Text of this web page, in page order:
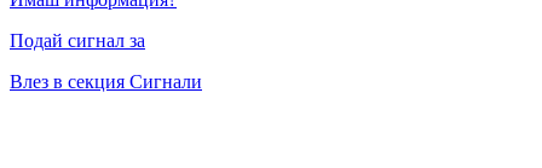
Подай сигнал за
Влез в секция Сигнали